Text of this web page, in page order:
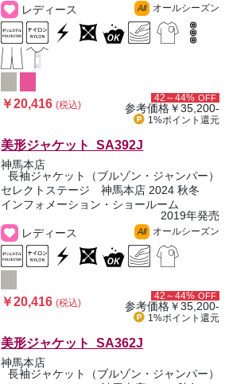
レディース
All オールシーズン
￥20,416(税込)
42～44% OFF
参考価格￥35,200-
1%ポイント 還元
美形ジャケット SA392J
神馬本店
長袖ジャケット（ブルゾン・ジャンパー）
セレクトステージ 神馬本店 2024 秋冬
インフォメーション・ショールーム
2019年発売
レディース
All オールシーズン
￥20,416(税込)
42～44% OFF
参考価格￥35,200-
1%ポイント 還元
美形ジャケット SA362J
神馬本店
長袖ジャケット（ブルゾン・ジャンパー）